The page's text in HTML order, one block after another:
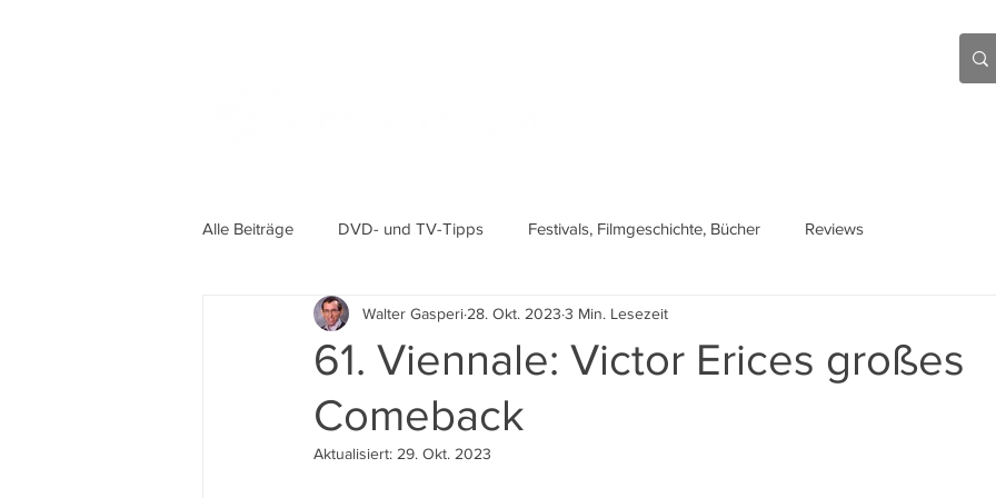
Alle Beiträge DVD- und TV-Tipps Festivals, Filmgeschichte, Bücher Reviews
61. Viennale: Victor Erices großes
Comeback
Walter Gasperi 28. Okt. 2023 3 Min. Lesezeit
Aktualisiert: 29. Okt. 2023